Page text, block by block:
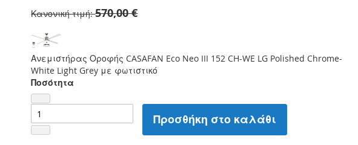
Κανονική τιμή 570,00 €
Ανεμιστήρας Οροφής CASAFAN Eco Neo III 152 CH-WE LG Polished Chrome-
White Light Grey με φωτιστικό
Ποσότητα
Προσθήκη στο καλάθι